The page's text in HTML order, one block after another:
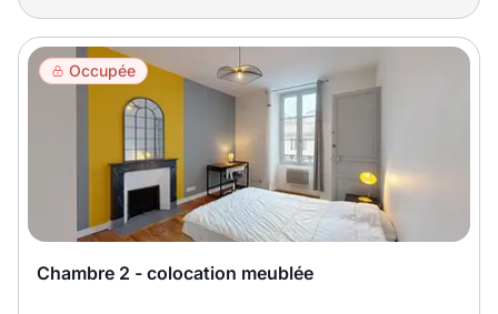
Occupée
Chambre 2 - colocation meublée